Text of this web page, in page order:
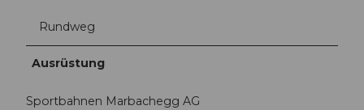
Rundweg
Ausrüstung
Sportbahnen Marbachegg AG